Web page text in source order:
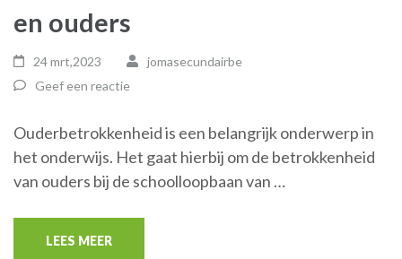
en ouders
24 mrt,2023
jomasecundairbe
Geef een reactie
Ouderbetrokkenheid is een belangrijk onderwerp in
het onderwijs. Het gaat hierbij om de betrokkenheid
van ouders bij de schoolloopbaan van …
LEES MEER